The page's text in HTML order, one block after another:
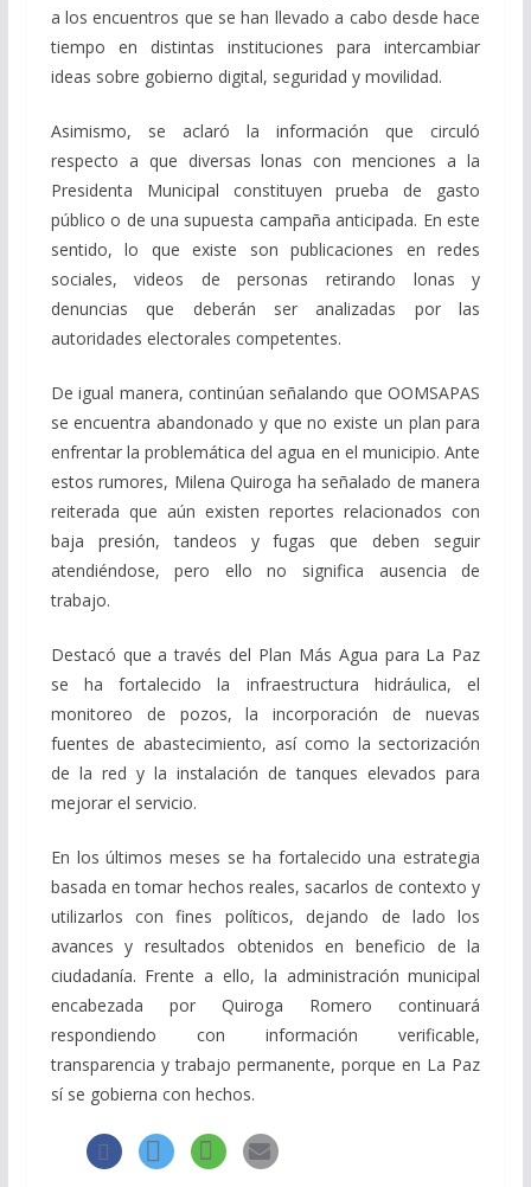
a los encuentros que se han llevado a cabo desde hace
tiempo en distintas instituciones para intercambiar
ideas sobre gobierno digital, seguridad y movilidad.
Asimismo, se aclaró la información que circuló
respecto a que diversas lonas con menciones a la
Presidenta Municipal constituyen prueba de gasto
público o de una supuesta campaña anticipada. En este
sentido, lo que existe son publicaciones en redes
sociales, videos de personas retirando lonas y
denuncias que deberán ser analizadas por las
autoridades electorales competentes.
De igual manera, continúan señalando que OOMSAPAS
se encuentra abandonado y que no existe un plan para
enfrentar la problemática del agua en el municipio. Ante
estos rumores, Milena Quiroga ha señalado de manera
reiterada que aún existen reportes relacionados con
baja presión, tandeos y fugas que deben seguir
atendiéndose, pero ello no significa ausencia de
trabajo.
Destacó que a través del Plan Más Agua para La Paz
se ha fortalecido la infraestructura hidráulica, el
monitoreo de pozos, la incorporación de nuevas
fuentes de abastecimiento, así como la sectorización
de la red y la instalación de tanques elevados para
mejorar el servicio.
En los últimos meses se ha fortalecido una estrategia
basada en tomar hechos reales, sacarlos de contexto y
utilizarlos con fines políticos, dejando de lado los
avances y resultados obtenidos en beneficio de la
ciudadanía. Frente a ello, la administración municipal
encabezada por Quiroga Romero continuará
respondiendo con información verificable,
transparencia y trabajo permanente, porque en La Paz
sí se gobierna con hechos.